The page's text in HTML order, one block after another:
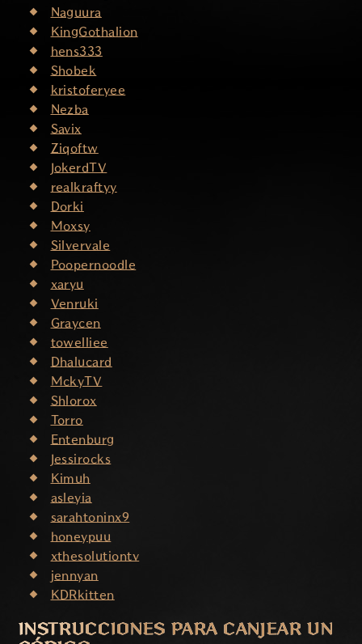
Naguura
KingGothalion
hens333
Shobek
kristoferyee
Nezba
Savix
Ziqoftw
JokerdTV
realkraftyy
Dorki
Moxsy
Silvervale
Poopernoodle
xaryu
Venruki
Graycen
towelliee
Dhalucard
MckyTV
Shlorox
Torro
Entenburg
Jessirocks
Kimuh
asleyia
sarahtoninx9
honeypuu
xthesolutiontv
jennyan
KDRkitten
INSTRUCCIONES PARA CANJEAR UN